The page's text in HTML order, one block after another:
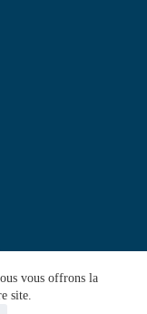
vous offrons la
site.